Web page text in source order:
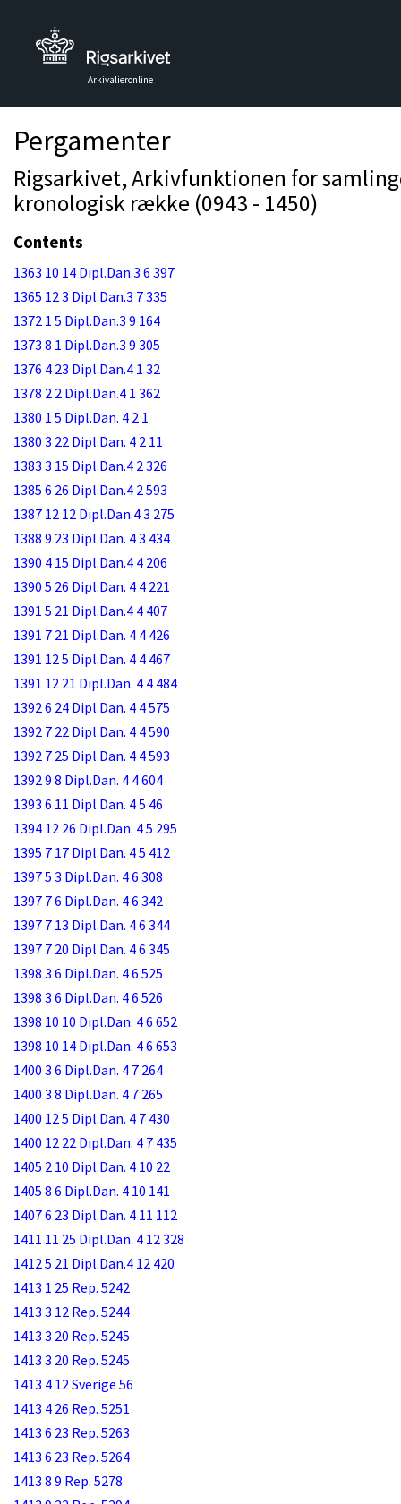
Arkivalieronline
Pergamenter
Rigsarkivet, Arkivfunktionen for
kronologisk række (0943 - 1450)
Contents
1363 10 14 Dipl.Dan.3 6 397
1365 12 3 Dipl.Dan.3 7 335
1372 1 5 Dipl.Dan.3 9 164
1373 8 1 Dipl.Dan.3 9 305
1376 4 23 Dipl.Dan.4 1 32
1378 2 2 Dipl.Dan.4 1 362
1380 1 5 Dipl.Dan. 4 2 1
1380 3 22 Dipl.Dan. 4 2 11
1383 3 15 Dipl.Dan.4 2 326
1385 6 26 Dipl.Dan.4 2 593
1387 12 12 Dipl.Dan.4 3 275
1388 9 23 Dipl.Dan. 4 3 434
1390 4 15 Dipl.Dan.4 4 206
1390 5 26 Dipl.Dan. 4 4 221
1391 5 21 Dipl.Dan.4 4 407
1391 7 21 Dipl.Dan. 4 4 426
1391 12 5 Dipl.Dan. 4 4 467
1391 12 21 Dipl.Dan. 4 4 484
1392 6 24 Dipl.Dan. 4 4 575
1392 7 22 Dipl.Dan. 4 4 590
1392 7 25 Dipl.Dan. 4 4 593
1392 9 8 Dipl.Dan. 4 4 604
1393 6 11 Dipl.Dan. 4 5 46
1394 12 26 Dipl.Dan. 4 5 295
1395 7 17 Dipl.Dan. 4 5 412
1397 5 3 Dipl.Dan. 4 6 308
1397 7 6 Dipl.Dan. 4 6 342
1397 7 13 Dipl.Dan. 4 6 344
1397 7 20 Dipl.Dan. 4 6 345
1398 3 6 Dipl.Dan. 4 6 525
1398 3 6 Dipl.Dan. 4 6 526
1398 10 10 Dipl.Dan. 4 6 652
1398 10 14 Dipl.Dan. 4 6 653
1400 3 6 Dipl.Dan. 4 7 264
1400 3 8 Dipl.Dan. 4 7 265
1400 12 5 Dipl.Dan. 4 7 430
1400 12 22 Dipl.Dan. 4 7 435
1405 2 10 Dipl.Dan. 4 10 22
1405 8 6 Dipl.Dan. 4 10 141
1407 6 23 Dipl.Dan. 4 11 112
1411 11 25 Dipl.Dan. 4 12 328
1412 5 21 Dipl.Dan.4 12 420
1413 1 25 Rep. 5242
1413 3 12 Rep. 5244
1413 3 20 Rep. 5245
1413 3 20 Rep. 5245
1413 4 12 Sverige 56
1413 4 26 Rep. 5251
1413 6 23 Rep. 5263
1413 6 23 Rep. 5264
1413 8 9 Rep. 5278